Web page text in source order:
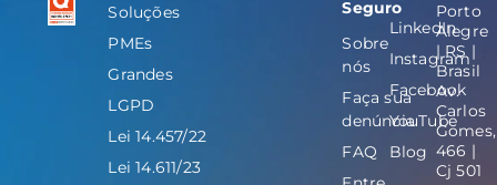
Soluções
PMEs
Grandes
LGPD
Lei 14.457/22
Lei 14.611/23
Seguro
Sobre
nós
Faça sua
denúncia
FAQ
LinkedIn
Instagram
Facebook
YouTube
Blog
Porto
Alegre
| RS |
Brasil
Av.
Carlos
Gomes,
466 |
Cj 501